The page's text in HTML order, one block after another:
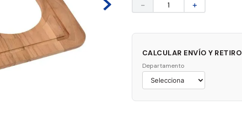
＋
－
CALCULAR ENVÍO Y RETIRO
Departamento